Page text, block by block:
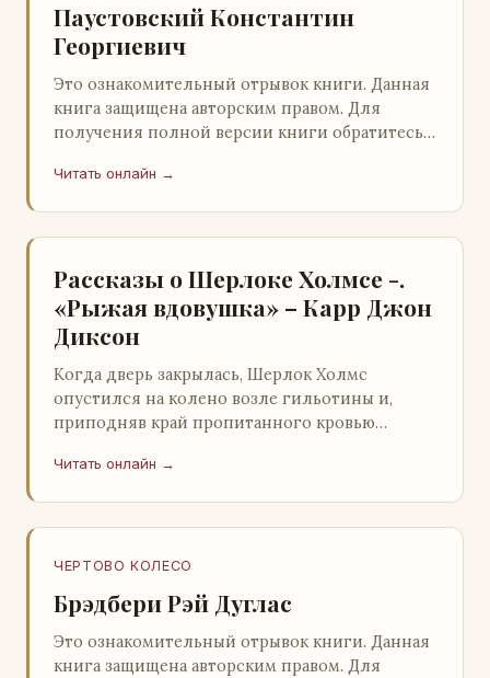
Паустовский Константин
Георгиевич
Это ознакомительный отрывок книги. Данная
книга защищена авторским правом. Для
получения полной версии книги обратитесь к
легального ко…
Читать онлайн →
Рассказы о Шерлоке Холмсе -.
«Рыжая вдовушка» – Карр Джон
Диксон
Когда дверь закрылась, Шерлок Холмс
опустился на колено возле гильотины и,
приподняв край пропитанного кровью
скрывался под ним…
Читать онлайн →
ЧЕРТОВО КОЛЕСО
Брэдбери Рэй Дуглас
Это ознакомительный отрывок книги. Данная
книга защищена авторским правом. Для